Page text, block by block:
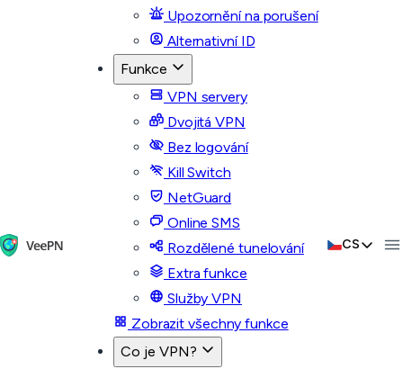
Upozornění na porušení
Alternativní ID
Funkce
VPN servery
Dvojitá VPN
Bez logování
Kill Switch
NetGuard
Online SMS
Rozdělené tunelování
Extra funkce
Služby VPN
Zobrazit všechny funkce
Co je VPN?
CS